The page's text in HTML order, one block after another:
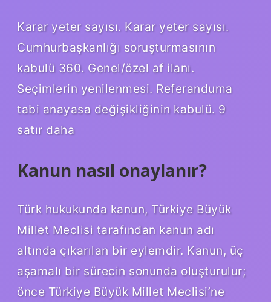
Karar yeter sayısı. Karar yeter sayısı.
Cumhurbaşkanlığı soruşturmasının
kabulü 360. Genel/özel af ilanı.
Seçimlerin yenilenmesi. Referanduma
tabi anayasa değişikliğinin kabulü. 9
satır daha
Kanun nasıl onaylanır?
Türk hukukunda kanun, Türkiye Büyük
Millet Meclisi tarafından kanun adı
altında çıkarılan bir eylemdir. Kanun, üç
aşamalı bir sürecin sonunda oluşturulur;
önce Türkiye Büyük Millet Meclisi’ne